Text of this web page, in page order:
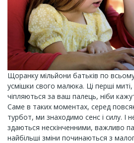
Щоранку мільйони батьків по
усмішки свого малюка. Ці перші миті,
чіпляються за ваш палець, ніби
Саме в таких моментах, серед
турбот, ми знаходимо сенс і силу. І
здаються нескінченними, важливо
найбільші зміни починаються з